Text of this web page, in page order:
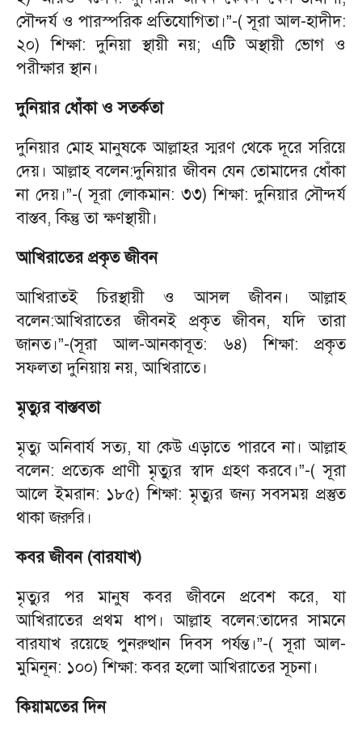
সৌন্দর্য ও পারস্পরিক প্রতিযোগিতা।”-( সূরা আল-হাদীদ:
২০) শিক্ষা: দুনিয়া স্থায়ী নয়; এটি অস্থায়ী ভোগ ও
পরীক্ষার স্থান।
দুনিয়ার ধোঁকা ও সতর্কতা
দুনিয়ার মোহ মানুষকে আল্লাহর স্মরণ থেকে দূরে সরিয়ে
দেয়। আল্লাহ বলেন:দুনিয়ার জীবন যেন তোমাদের ধোঁকা
না দেয়।”-( সূরা লোকমান: ৩৩) শিক্ষা: দুনিয়ার সৌন্দর্য
বাস্তব, কিন্তু তা ক্ষণস্থায়ী।
আখিরাতের প্রকৃত জীবন
আখিরাতই চিরস্থায়ী ও আসল জীবন। আল্লাহ
বলেন:আখিরাতের জীবনই প্রকৃত জীবন, যদি তারা
জানত।”-(সূরা আল-আনকাবূত: ৬৪) শিক্ষা: প্রকৃত
সফলতা দুনিয়ায় নয়, আখিরাতে।
মৃত্যুর বাস্তবতা
মৃত্যু অনিবার্য সত্য, যা কেউ এড়াতে পারবে না। আল্লাহ
বলেন: প্রত্যেক প্রাণী মৃত্যুর স্বাদ গ্রহণ করবে।”-( সূরা
আলে ইমরান: ১৮৫) শিক্ষা: মৃত্যুর জন্য সবসময় প্রস্তুত
থাকা জরুরি।
কবর জীবন (বারযাখ)
মৃত্যুর পর মানুষ কবর জীবনে প্রবেশ করে, যা
আখিরাতের প্রথম ধাপ। আল্লাহ বলেন:তাদের সামনে
বারযাখ রয়েছে পুনরুত্থান দিবস পর্যন্ত।”-( সূরা আল-
মুমিনূন: ১০০) শিক্ষা: কবর হলো আখিরাতের সূচনা।
কিয়ামতের দিন